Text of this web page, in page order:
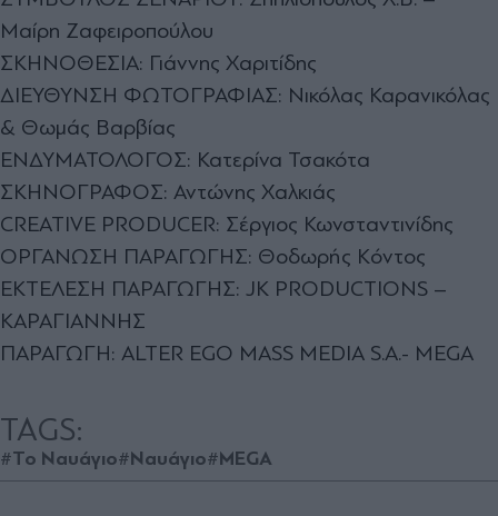
Μαίρη Ζαφειροπούλου
ΣΚΗΝΟΘΕΣΙΑ: Γιάννης Χαριτίδης
ΔΙΕΥΘΥΝΣΗ ΦΩΤΟΓΡΑΦΙΑΣ: Νικόλας Καρανικόλας
& Θωμάς Βαρβίας
ΕΝΔΥΜΑΤΟΛΟΓΟΣ: Κατερίνα Τσακότα
ΣΚΗΝΟΓΡΑΦΟΣ: Αντώνης Χαλκιάς
CREATIVE PRODUCER: Σέργιος Κωνσταντινίδης
ΟΡΓΑΝΩΣΗ ΠΑΡΑΓΩΓΗΣ: Θοδωρής Κόντος
ΕΚΤΕΛΕΣΗ ΠΑΡΑΓΩΓΗΣ: JK PRODUCTIONS –
ΚΑΡΑΓΙΑΝΝΗΣ
ΠΑΡΑΓΩΓΗ: ALTER EGO MASS MEDIA S.A.- MEGA
TAGS:
#Το Ναυάγιο#Ναυάγιο#MEGA